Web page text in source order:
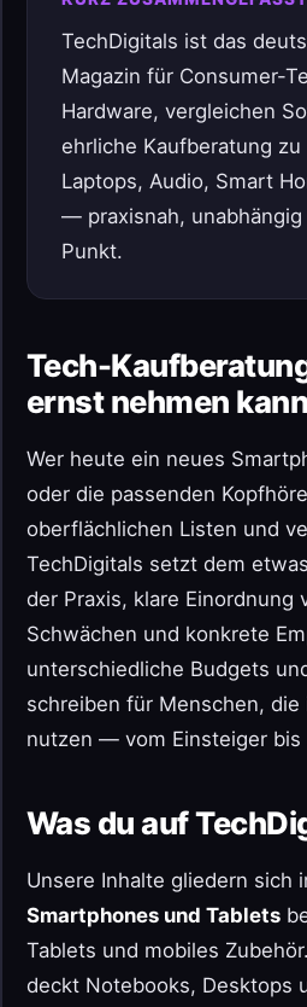
TechDigitals ist das
Magazin für Consumer-
Hardware, vergleichen
ehrliche Kaufberatung
Laptops, Audio, Smart
— praxisnah, unabhängig
Punkt.
Tech-
ernst nehmen kann
Wer heute ein neues
oder die passenden
oberflächlichen Listen und
TechDigitals setzt dem
der Praxis, klare Einordnung
Schwächen und konkrete
unterschiedliche Budgets
schreiben für Menschen,
nutzen — vom Einsteiger bis
Was du auf
Unsere Inhalte gliedern sich
Smartphones und Tablets
Tablets und mobiles Zubehör.
deckt Notebooks, Desktops